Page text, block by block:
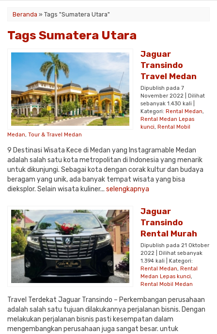
Beranda » Tags "Sumatera Utara"
Tags Sumatera Utara
Jaguar
Transindo
Travel Medan
Dipublish pada 7
November 2022 | Dilihat
sebanyak 1.430 kali |
Kategori: Rental Medan,
Rental Medan Lepas
kunci, Rental Mobil
Medan, Tour & Travel Medan
9 Destinasi Wisata Kece di Medan yang Instagramable Medan
adalah salah satu kota metropolitan di Indonesia yang menarik
untuk dikunjungi. Sebagai kota dengan corak kultur dan budaya
beragam yang unik, ada banyak tempat wisata yang bisa
dieksplor. Selain wisata kuliner... selengkapnya
Jaguar
Transindo
Rental Murah
Dipublish pada 21 Oktober
2022 | Dilihat sebanyak
1.394 kali | Kategori:
Rental Medan, Rental
Medan Lepas kunci,
Rental Mobil Medan
Travel Terdekat Jaguar Transindo – Perkembangan perusahaan
adalah salah satu tujuan dilakukannya perjalanan bisnis. Dengan
melakukan perjalanan bisnis pasti kesempatan dalam
mengembangkan perusahaan juga sangat besar. untuk